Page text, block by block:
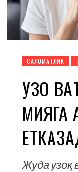
CАЛОМАТЛИК
УЗОҚ
МИЯГА
Жуда узоқ